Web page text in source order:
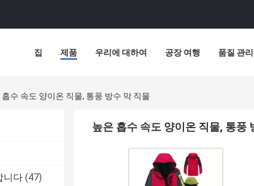
집 제품 우리에 대하여 공장 여행 품질 관리
흡수 속도 양이온 직물, 통풍 방수 막 직물
니다 (47)
높은 흡수 속도 양이온 직물, 통풍